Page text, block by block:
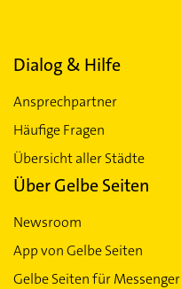
Dialog & Hilfe
Ansprechpartner
Häufige Fragen
Übersicht aller Städte
Über Gelbe Seiten
Newsroom
App von Gelbe Seiten
Gelbe Seiten für Messenger